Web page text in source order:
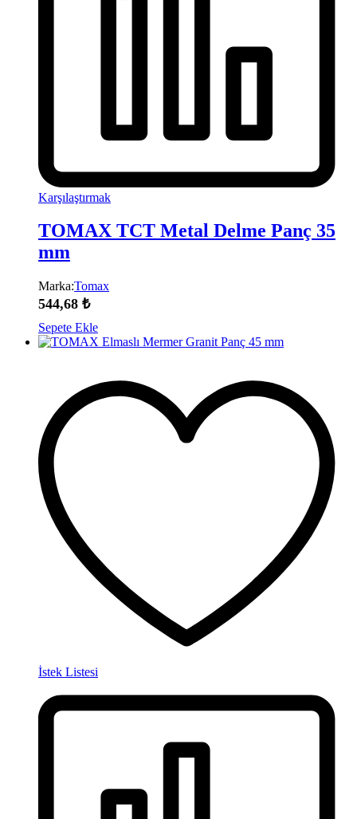
Karşılaştırmak
TOMAX TCT Metal Delme Panç 35
mm
Marka:Tomax
544,68 ₺
Sepete Ekle
İstek Listesi